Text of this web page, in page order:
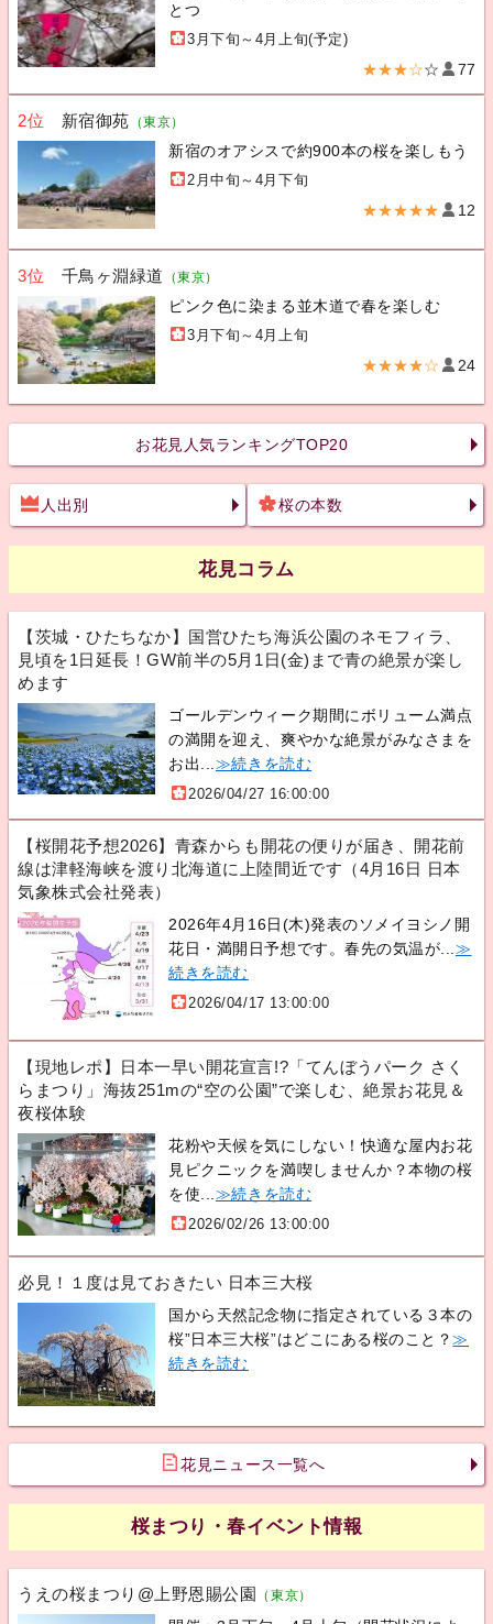
とつ
3月下旬～4月上旬(予定)
★★★☆☆ 77
2位 新宿御苑 （東京）
新宿のオアシスで約900本の桜を楽しもう
2月中旬～4月下旬
★★★★★ 12
3位 千鳥ヶ淵緑道 （東京）
ピンク色に染まる並木道で春を楽しむ
3月下旬～4月上旬
★★★★☆ 24
お花見人気ランキングTOP20
人出別 桜の本数
花見コラム
【茨城・ひたちなか】国営ひたち海浜公園のネモフィラ、
見頃を1日延長！GW前半の5月1日(金)まで青の絶景が楽し
めます
ゴールデンウィーク期間にボリューム満点
の満開を迎え、爽やかな絶景がみなさまを
お出... ≫続きを読む
2026/04/27 16:00:00
【桜開花予想2026】青森からも開花の便りが届き、開花前
線は津軽海峡を渡り北海道に上陸間近です（4月16日 日本
気象株式会社発表）
2026年4月16日(木)発表のソメイヨシノ開
花日・満開日予想です。春先の気温が... ≫
続きを読む
2026/04/17 13:00:00
【現地レポ】日本一早い開花宣言!?「てんぼうパーク さく
らまつり」海抜251mの“空の公園”で楽しむ、絶景お花見＆
夜桜体験
花粉や天候を気にしない！快適な屋内お花
見ピクニックを満喫しませんか？本物の桜
を使... ≫続きを読む
2026/02/26 13:00:00
必見！１度は見ておきたい 日本三大桜
国から天然記念物に指定されている３本の
桜”日本三大桜”はどこにある桜のこと？≫
続きを読む
花見ニュース一覧へ
桜まつり・春イベント情報
うえの桜まつり@上野恩賜公園 （東京）